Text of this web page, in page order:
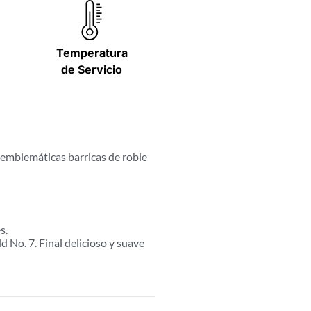
Temperatura
de Servicio
barricas de roble
No. 7. Final delicioso y suave